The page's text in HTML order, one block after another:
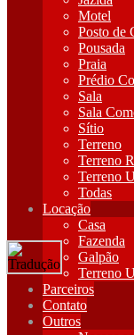
Motel
Posto de
Pousada
Praia
Prédio
Sala
Sala
Sítio
Terreno
Terreno
Terreno
Todas
Locação
Casa
Fazenda
Galpão
Terreno
Parceiros
Contato
Outros